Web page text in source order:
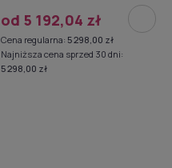
od 5 192,04 zł
Cena regularna: 5 298,00 zł
Najniższa cena sprzed 30 dni:
5 298,00 zł